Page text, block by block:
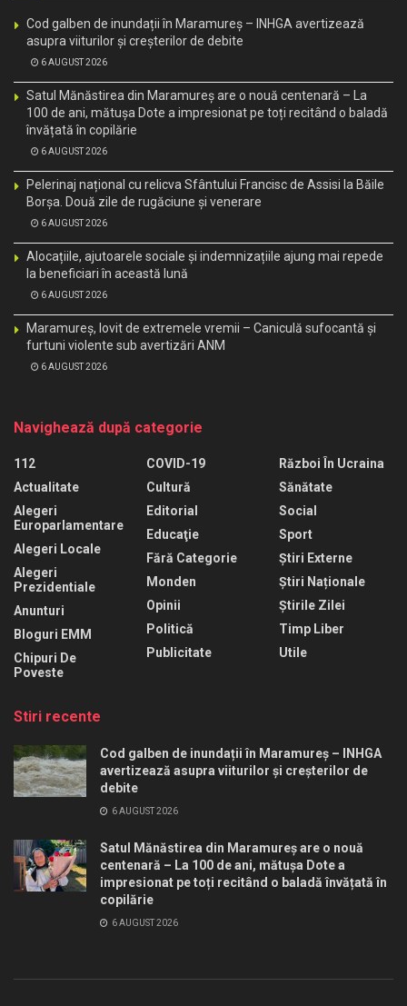
Cod galben de inundații în Maramureș – INHGA avertizează
asupra viiturilor și creșterilor de debite
6 AUGUST 2026
Satul Mănăstirea din Maramureș are o nouă centenară – La
100 de ani, mătușa Dote a impresionat pe toți recitând o baladă
învățată în copilărie
6 AUGUST 2026
Pelerinaj național cu relicva Sfântului Francisc de Assisi la Băile
Borșa. Două zile de rugăciune și venerare
6 AUGUST 2026
Alocațiile, ajutoarele sociale și indemnizațiile ajung mai repede
la beneficiari în această lună
6 AUGUST 2026
Maramureș, lovit de extremele vremii – Caniculă sufocantă și
furtuni violente sub avertizări ANM
6 AUGUST 2026
Navighează după categorie
112
Actualitate
Alegeri
Europarlamentare
Alegeri Locale
Alegeri
Prezidentiale
Anunturi
Bloguri EMM
Chipuri De
Poveste
COVID-19
Cultură
Editorial
Educaţie
Fără Categorie
Monden
Opinii
Politică
Publicitate
Război În Ucraina
Sănătate
Social
Sport
Știri Externe
Știri Naționale
Știrile Zilei
Timp Liber
Utile
Stiri recente
Cod galben de inundații în Maramureș – INHGA
avertizează asupra viiturilor și creșterilor de
debite
6 AUGUST 2026
Satul Mănăstirea din Maramureș are o nouă
centenară – La 100 de ani, mătușa Dote a
impresionat pe toți recitând o baladă învățată în
copilărie
6 AUGUST 2026